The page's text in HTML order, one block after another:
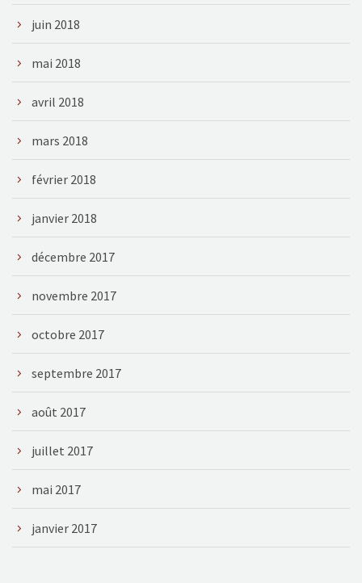
juin 2018
mai 2018
avril 2018
mars 2018
février 2018
janvier 2018
décembre 2017
novembre 2017
octobre 2017
septembre 2017
août 2017
juillet 2017
mai 2017
janvier 2017